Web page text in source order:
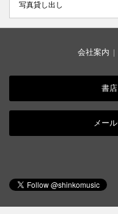
写真貸し出し
会社案内 |
書
メー